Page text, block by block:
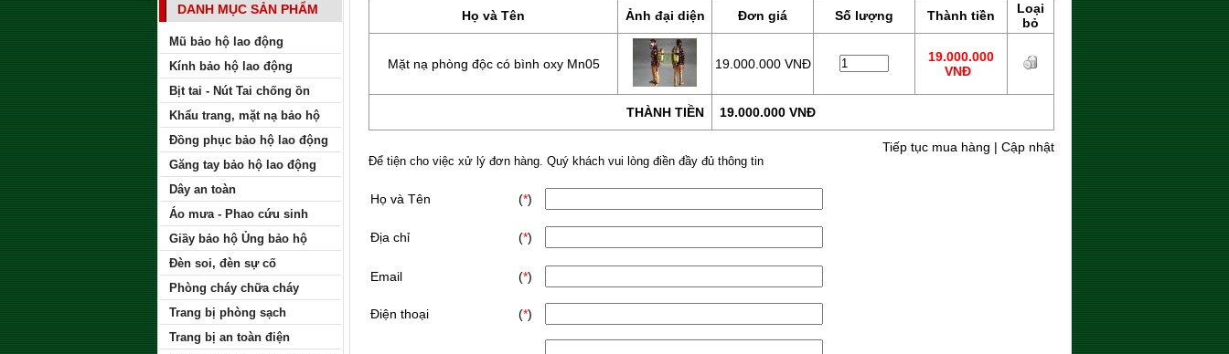
DANH MỤC SẢN PHẨM
Mũ bảo hộ lao động
Kính bảo hộ lao động
Bịt tai - Nút Tai chống ồn
Khẩu trang, mặt nạ bảo hộ
Đồng phục bảo hộ lao động
Găng tay bảo hộ lao động
Dây an toàn
Áo mưa - Phao cứu sinh
Giầy bảo hộ Ủng bảo hộ
Đèn soi, đèn sự cố
Phòng cháy chữa cháy
Trang bị phòng sạch
Trang bị an toàn điện
Họ và Tên Ảnh đại diện Đơn giá Số lượng Thành tiền
Loại
bỏ
Mặt nạ phòng độc có bình oxy Mn05 19.000.000 VNĐ
19.000.000
VNĐ
THÀNH TIỀN 19.000.000 VNĐ
Tiếp tục mua hàng | Cập nhật
Để tiện cho việc xử lý đơn hàng. Quý khách vui lòng điền đầy đủ thông tin
Họ và Tên (*)
Địa chỉ (*)
Email (*)
Điện thoại (*)